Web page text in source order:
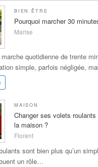
BIEN ÊTRE
Pourquoi marcher 30
Marise
quotidienne de trente
simple, parfois négligée,
MAISON
Changer ses volets
la maison ?
Florent
sont bien plus qu’un
un rôle…